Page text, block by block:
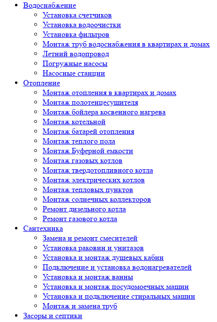
Водоснабжение
Установка счетчиков
Установка водоочистки
Установка фильтров
Монтаж труб водоснабжения в квартирах и домах
Летний водопровод
Погружные насосы
Насосные станции
Отопление
Монтаж отопления в квартирах и домах
Монтаж полотенцесушителя
Монтаж бойлера косвенного нагрева
Монтаж котельной
Монтаж батарей отопления
Монтаж теплого пола
Монтаж Буферной емкости
Монтаж газовых котлов
Монтаж твердотопливного котла
Монтаж электрических котлов
Монтаж тепловых пунктов
Монтаж солнечных коллекторов
Ремонт дизельного котла
Ремонт газового котла
Cантехника
Замена и ремонт смесителей
Установка раковин и унитазов
Установка и монтаж душевых кабин
Подключение и установка водонагревателей
Установка и монтаж ванны
Установка и монтаж посудомоечных машин
Установка и подключение стиральных машин
Монтаж и замена труб
Засоры и септики